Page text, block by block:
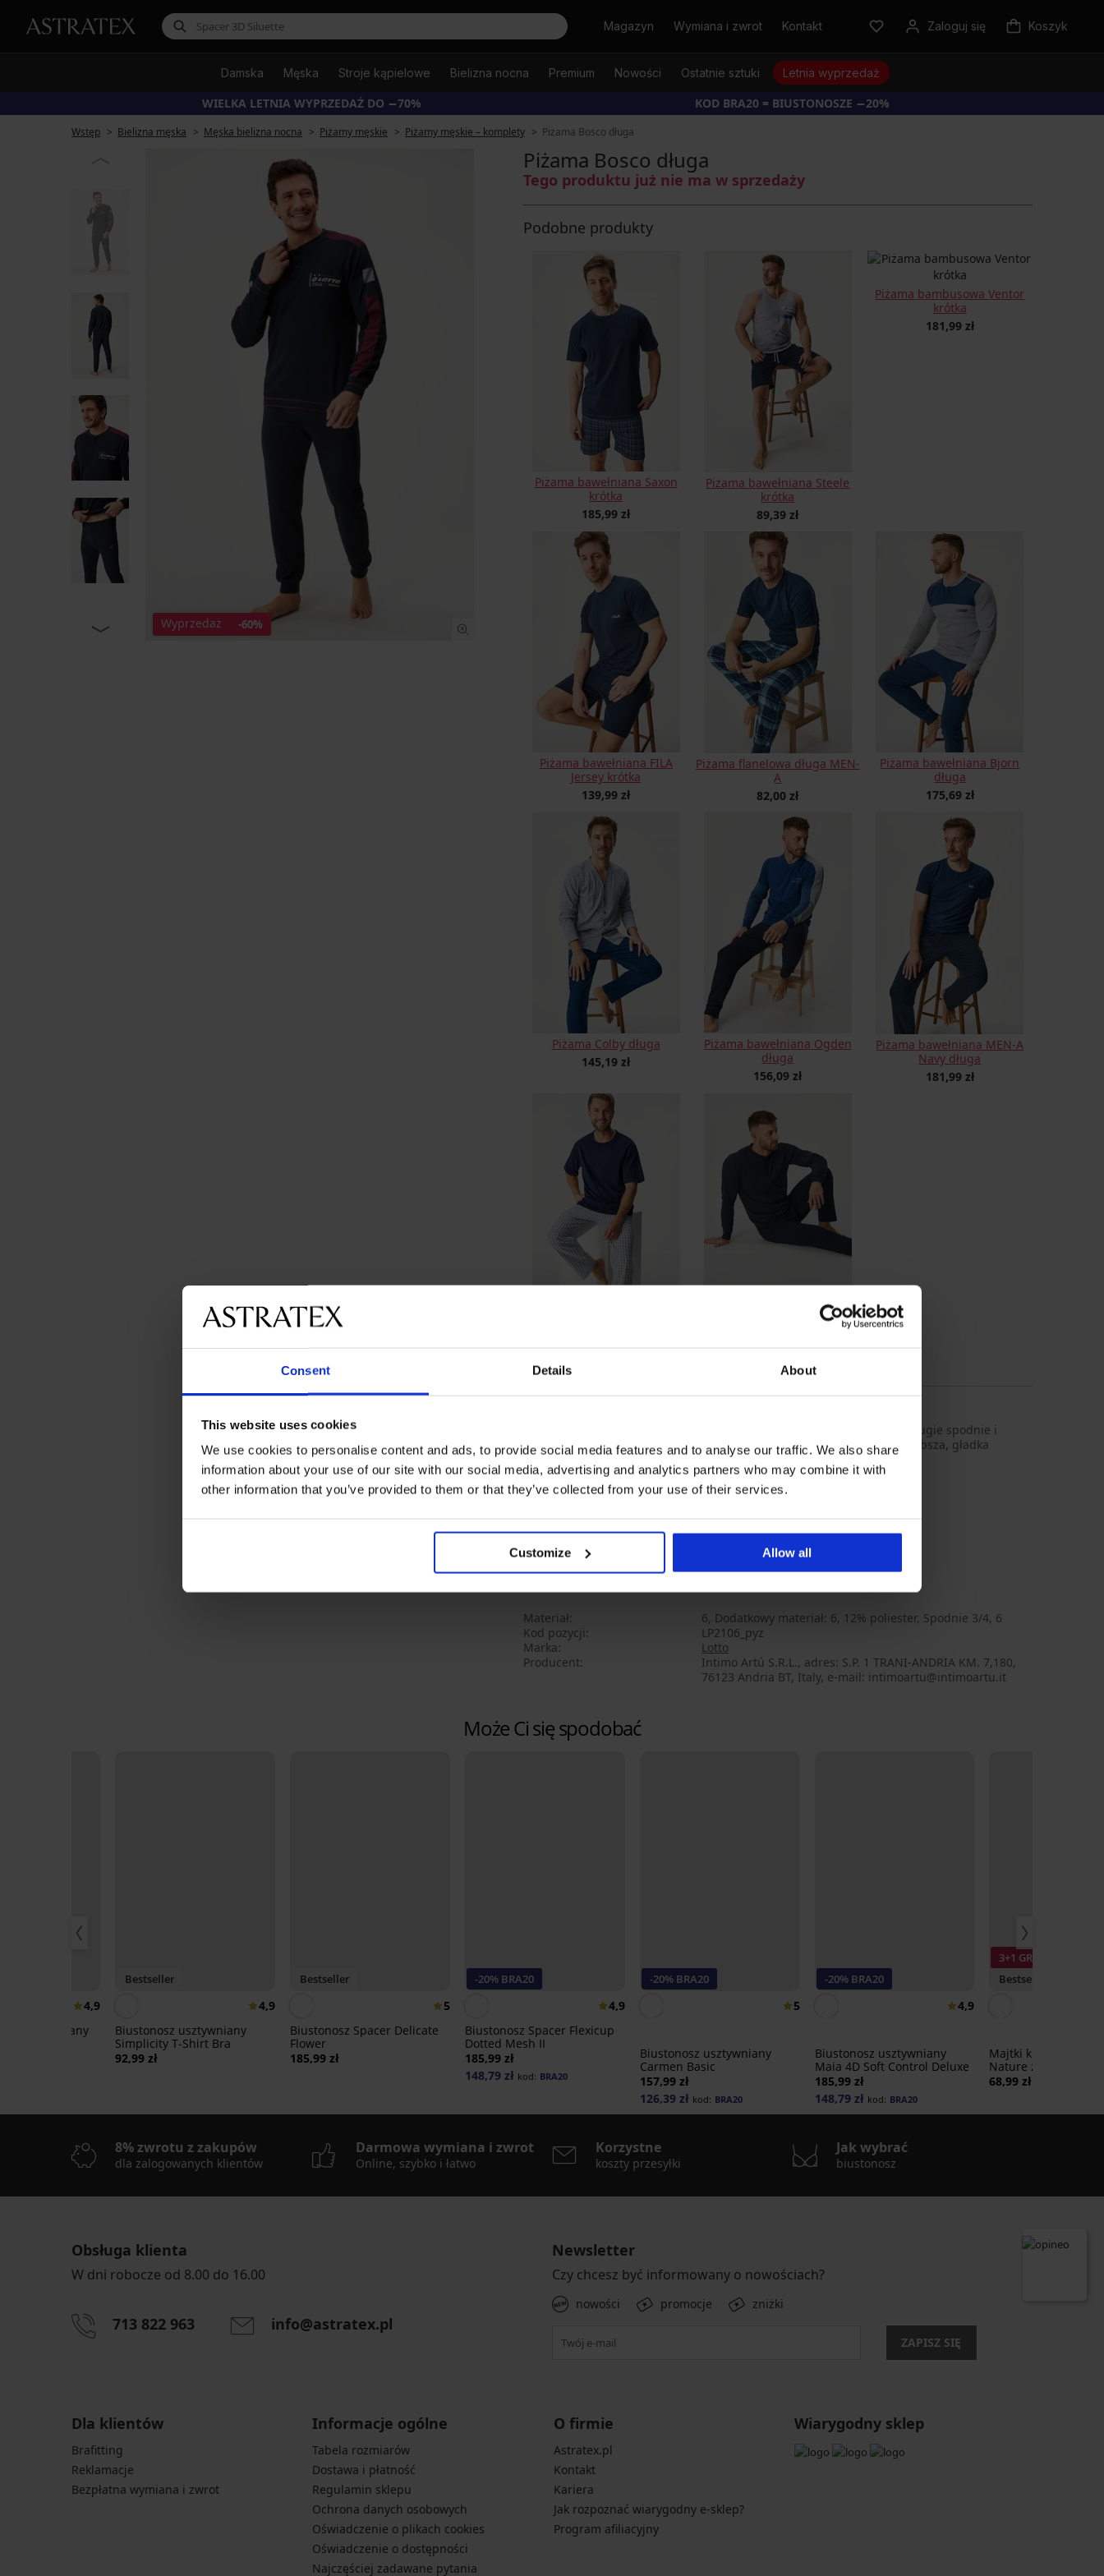
Consent Details About
This website uses cookies
We use cookies to personalise content and ads, to provide social media features and to analyse our traffic. We also share
information about your use of our site with our social media, advertising and analytics partners who may combine it with
other information that you’ve provided to them or that they’ve collected from your use of their services.
Customize Allow all
SzukajMagazyn Wymiana i zwrot Kontakt Zaloguj się Koszyk
Damska Męska Stroje kąpielowe Bielizna nocna Premium Nowości Ostatnie sztuki Letnia wyprzedaż
WIELKA LETNIA WYPRZEDAŻ DO −70% KOD BRA20 = BIUSTONOSZE −20%
Wstęp Bielizna męska Męska bielizna nocna Piżamy męskie Piżamy męskie – komplety Piżama Bosco długa
Wyprzedaż -60%
Piżama Bosco długa
Tego produktu już nie ma w sprzedaży
Podobne produkty
Piżama bawełniana Saxon
krótka
185,99 zł
Piżama bawełniana Steele
krótka
89,39 zł
Piżama bambusowa Ventor
krótka
181,99 zł
Piżama bawełniana FILA
Jersey krótka
139,99 zł
Piżama flanelowa długa MEN-
A
82,00 zł
Piżama bawełniana Bjorn
długa
175,69 zł
Piżama Colby długa
145,19 zł
Piżama bawełniana Ogden
długa
156,09 zł
Piżama bawełniana MEN-A
Navy długa
181,99 zł
Piżama bawełniana Alan
Piżama męska Bosco o sportowym designie, uszyta ze 100% bawełny. Długie spodnie i
rękawy są zakończone mankietami, a dekolt jest zapinany na guziki. Grubsza, gładka
dzianina na chłodną porę roku.
Dzianina
Gumka w tunelu w pasie
Kieszeń z tyłu
Nogawki zakończone ściągaczem
Materiał
6, Dodatkowy materiał: 6, 12% poliester, Spodnie 3/4, 6
Kod pozycji
LP2106_pyz
Marka
Lotto
Producent
Intimo Artú S.R.L., adres: S.P. 1 TRANI-ANDRIA KM. 7,180,
76123 Andria BT, Italy, e-mail: intimoartu@intimoartu.it
Może Ci się spodobać
4,9
nieusztywniany
Bestseller
4,9
Biustonosz usztywniany
Simplicity T-Shirt Bra
92,99 zł
Bestseller
5
Biustonosz Spacer Delicate
Flower
185,99 zł
-20% BRA20
4,9
Biustonosz Spacer Flexicup
Dotted Mesh II
185,99 zł
148,79 zł kod: BRA20
-20% BRA20
5
Biustonosz usztywniany
Carmen Basic
157,99 zł
126,39 zł kod: BRA20
-20% BRA20
4,9
Biustonosz usztywniany
Maia 4D Soft Control Deluxe
185,99 zł
148,79 zł kod: BRA20
3+1 GRATIS
Bestseller
Majtki klasyczne
Nature z szerokimi
68,99 zł
8% zwrotu z zakupów
dla zalogowanych klientów
Darmowa wymiana i zwrot
Online, szybko i łatwo
Korzystne
koszty przesyłki
Jak wybrać
biustonosz
Obsługa klienta
W dni robocze od 8.00 do 16.00
713 822 963 info@astratex.pl
Newsletter
Czy chcesz być informowany o nowościach?
nowości promocje zniżki
ZAPISZ SIĘ
Dla klientów
Brafitting
Reklamacje
Bezpłatna wymiana i zwrot
Informacje ogólne
Tabela rozmiarów
Dostawa i płatność
Regulamin sklepu
Ochrona danych osobowych
Oświadczenie o plikach cookies
Oświadczenie o dostępności
Najczęściej zadawane pytania
O firmie
Astratex.pl
Kontakt
Kariera
Jak rozpoznać wiarygodny e-sklep?
Program afiliacyjny
Wiarygodny sklep